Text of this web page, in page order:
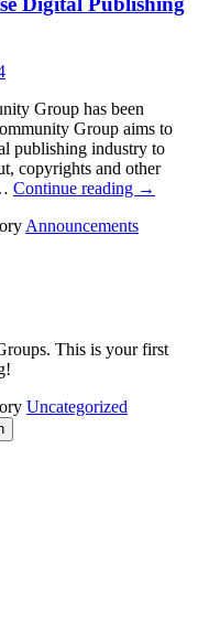
Group has been
Group aims to
publishing industry to
copyrights and other
Continue reading →
Announcements
This is your first
Uncategorized